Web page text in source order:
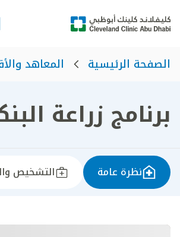
الصفحة الرئيسية المعاهد
برنامج زراعة
نظرة عامة التشخيص